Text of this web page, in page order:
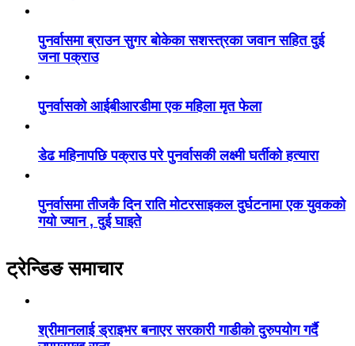
पुनर्वासमा ब्राउन सुगर बोकेका सशस्त्रका जवान सहित दुई
जना पक्राउ
पुनर्वासको आईबीआरडीमा एक महिला मृत फेला
डेढ महिनापछि पक्राउ परे पुनर्वासकी लक्ष्मी घर्तीको हत्यारा
पुनर्वासमा तीजकै दिन राति मोटरसाइकल दुर्घटनामा एक युवकको
गयो ज्यान , दुई घाइते
ट्रेन्डिङ समाचार
श्रीमानलाई ड्राइभर बनाएर सरकारी गाडीको दुरुपयोग गर्दै